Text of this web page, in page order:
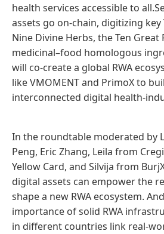
health services accessible to
assets go on-chain, digitizing key
Nine Divine Herbs, the Ten Great
medicinal–food homologous
will co-create a global RWA
like VMOMENT and PrimoX to
interconnected digital health-
In the roundtable moderated by
Peng, Eric Zhang, Leila from
Yellow Card, and Silvija from
digital assets can empower the
shape a new RWA ecosystem.
importance of solid RWA
in different countries link real-